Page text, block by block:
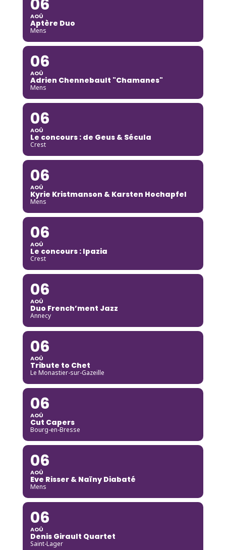
06
AOÛ
Aptère Duo
Mens
06
AOÛ
Adrien Chennebault "Chamanes"
Mens
06
AOÛ
Le concours : de Geus & Sécula
Crest
06
AOÛ
Kyrie Kristmanson & Karsten Hochapfel
Mens
06
AOÛ
Le concours : Ipazia
Crest
06
AOÛ
Duo French’ment Jazz
Annecy
06
AOÛ
Tribute to Chet
Le Monastier-sur-Gazeille
06
AOÛ
Cut Capers
Bourg-en-Bresse
06
AOÛ
Eve Risser & Naïny Diabaté
Mens
06
AOÛ
Denis Girault Quartet
Saint-Lager